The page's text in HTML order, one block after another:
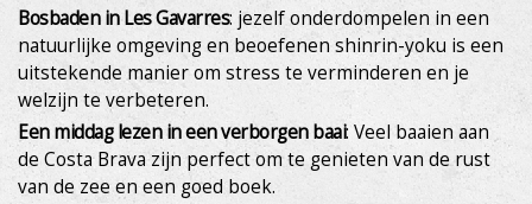
Bosbaden in Les Gavarres: jezelf onderdompelen in een
natuurlijke omgeving en beoefenen shinrin-yoku is een
uitstekende manier om stress te verminderen en je
welzijn te verbeteren.
Een middag lezen in een verborgen baai: Veel baaien aan
de Costa Brava zijn perfect om te genieten van de rust
van de zee en een goed boek.